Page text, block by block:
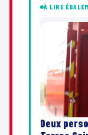
À LIRE
Deux